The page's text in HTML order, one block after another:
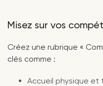
Misez sur vos
Créez une rubrique «
clés comme :
Accueil physique et